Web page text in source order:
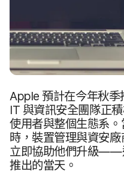
Apple預計​在​今年​秋季​
IT 與​資訊​安全團隊​正​
使用​者​與​整個​生態系。​
時，​裝置​管理​與​資安​
立即​協助​他們​升​級​——​
推出​的​當天。